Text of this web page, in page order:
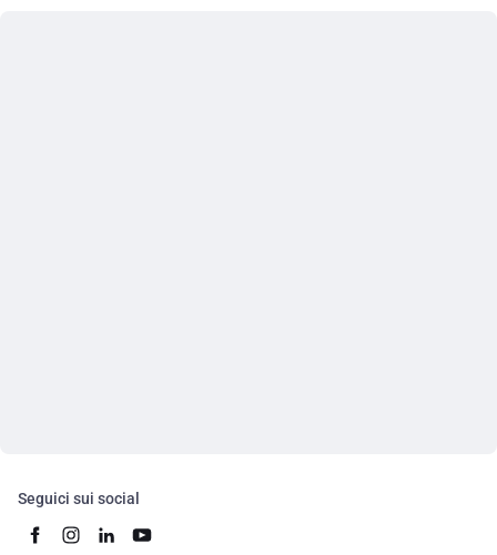
Seguici sui social